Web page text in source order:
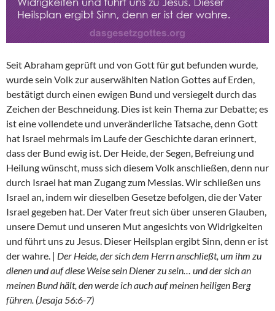
Seit Abraham geprüft und von Gott für gut befunden wurde,
wurde sein Volk zur auserwählten Nation Gottes auf Erden,
bestätigt durch einen ewigen Bund und versiegelt durch das
Zeichen der Beschneidung. Dies ist kein Thema zur Debatte; es
ist eine vollendete und unveränderliche Tatsache, denn Gott
hat Israel mehrmals im Laufe der Geschichte daran erinnert,
dass der Bund ewig ist. Der Heide, der Segen, Befreiung und
Heilung wünscht, muss sich diesem Volk anschließen, denn nur
durch Israel hat man Zugang zum Messias. Wir schließen uns
Israel an, indem wir dieselben Gesetze befolgen, die der Vater
Israel gegeben hat. Der Vater freut sich über unseren Glauben,
unsere Demut und unseren Mut angesichts von Widrigkeiten
und führt uns zu Jesus. Dieser Heilsplan ergibt Sinn, denn er ist
der wahre. | Der Heide, der sich dem Herrn anschließt, um ihm zu
dienen und auf diese Weise sein Diener zu sein… und der sich an
meinen Bund hält, den werde ich auch auf meinen heiligen Berg
führen. (Jesaja 56:6-7)